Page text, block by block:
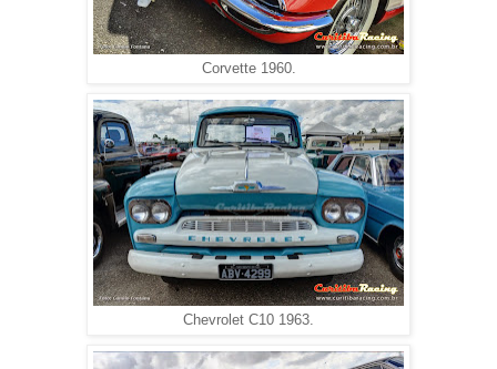
Corvette 1960.
Chevrolet C10 1963.